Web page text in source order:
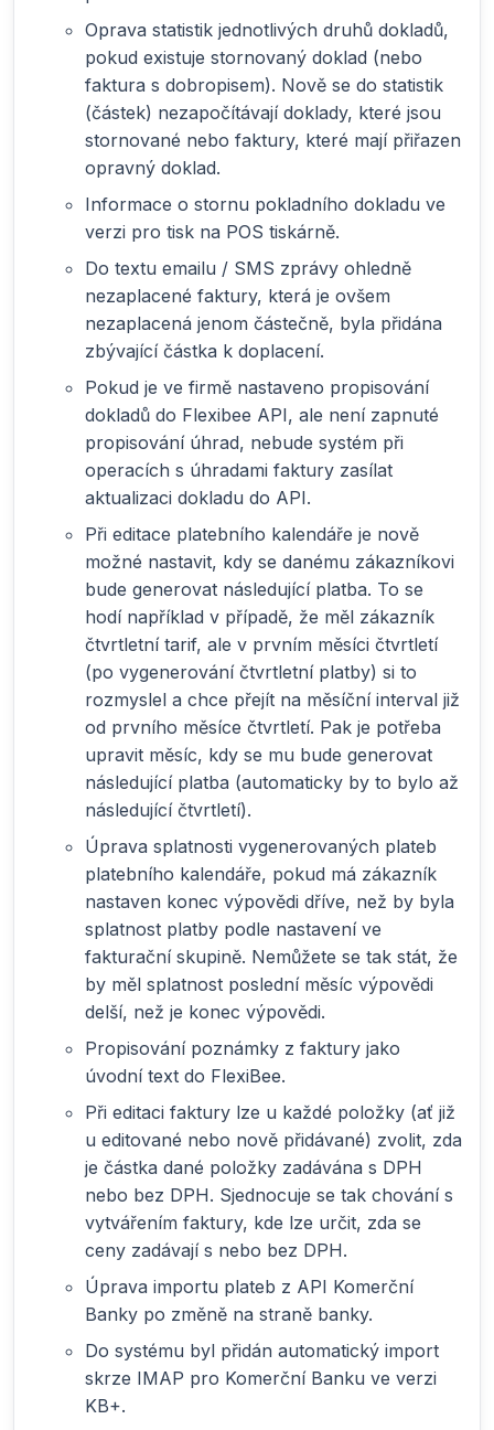
Oprava statistik jednotlivých druhů dokladů,
pokud existuje stornovaný doklad (nebo
faktura s dobropisem). Nově se do statistik
(částek) nezapočítávají doklady, které jsou
stornované nebo faktury, které mají přiřazen
opravný doklad.
Informace o stornu pokladního dokladu ve
verzi pro tisk na POS tiskárně.
Do textu emailu / SMS zprávy ohledně
nezaplacené faktury, která je ovšem
nezaplacená jenom částečně, byla přidána
zbývající částka k doplacení.
Pokud je ve firmě nastaveno propisování
dokladů do Flexibee API, ale není zapnuté
propisování úhrad, nebude systém při
operacích s úhradami faktury zasílat
aktualizaci dokladu do API.
Při editace platebního kalendáře je nově
možné nastavit, kdy se danému zákazníkovi
bude generovat následující platba. To se
hodí například v případě, že měl zákazník
čtvrtletní tarif, ale v prvním měsíci čtvrtletí
(po vygenerování čtvrtletní platby) si to
rozmyslel a chce přejít na měsíční interval již
od prvního měsíce čtvrtletí. Pak je potřeba
upravit měsíc, kdy se mu bude generovat
následující platba (automaticky by to bylo až
následující čtvrtletí).
Úprava splatnosti vygenerovaných plateb
platebního kalendáře, pokud má zákazník
nastaven konec výpovědi dříve, než by byla
splatnost platby podle nastavení ve
fakturační skupině. Nemůžete se tak stát, že
by měl splatnost poslední měsíc výpovědi
delší, než je konec výpovědi.
Propisování poznámky z faktury jako
úvodní text do FlexiBee.
Při editaci faktury lze u každé položky (ať již
u editované nebo nově přidávané) zvolit, zda
je částka dané položky zadávána s DPH
nebo bez DPH. Sjednocuje se tak chování s
vytvářením faktury, kde lze určit, zda se
ceny zadávají s nebo bez DPH.
Úprava importu plateb z API Komerční
Banky po změně na straně banky.
Do systému byl přidán automatický import
skrze IMAP pro Komerční Banku ve verzi
KB+.